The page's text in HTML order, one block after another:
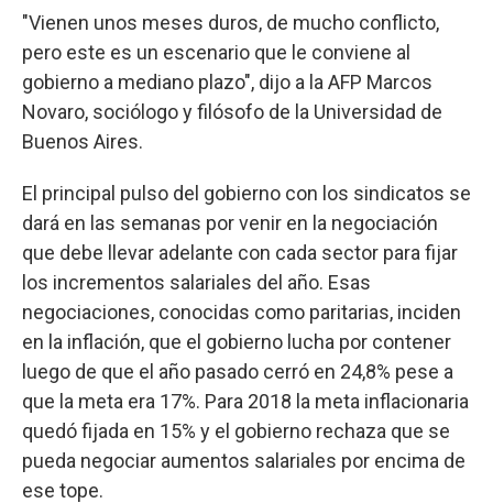
"Vienen unos meses duros, de mucho conflicto,
pero este es un escenario que le conviene al
gobierno a mediano plazo", dijo a la AFP Marcos
Novaro, sociólogo y filósofo de la Universidad de
Buenos Aires.
El principal pulso del gobierno con los sindicatos se
dará en las semanas por venir en la negociación
que debe llevar adelante con cada sector para fijar
los incrementos salariales del año. Esas
negociaciones, conocidas como paritarias, inciden
en la inflación, que el gobierno lucha por contener
luego de que el año pasado cerró en 24,8% pese a
que la meta era 17%. Para 2018 la meta inflacionaria
quedó fijada en 15% y el gobierno rechaza que se
pueda negociar aumentos salariales por encima de
ese tope.